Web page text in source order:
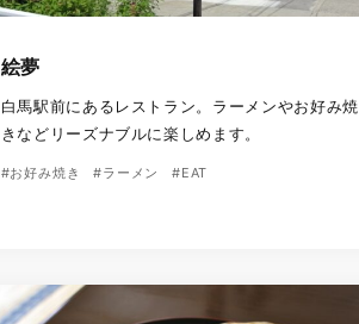
絵夢
白馬駅前にあるレストラン。ラーメンやお好み焼
きなどリーズナブルに楽しめます。
#お好み焼き #ラーメン #EAT